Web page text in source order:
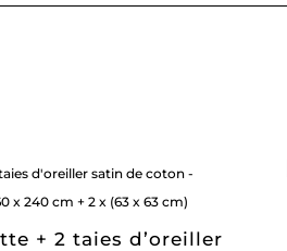
+ 2 taies d’oreiller